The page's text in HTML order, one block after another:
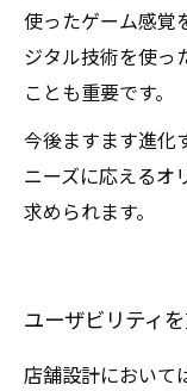
使ったゲーム感覚
ジタル技術を使っ
ことも重要です。
今後ますます進化
ニーズに応えるオ
求められます。
ユーザビリティ
店舗設計において